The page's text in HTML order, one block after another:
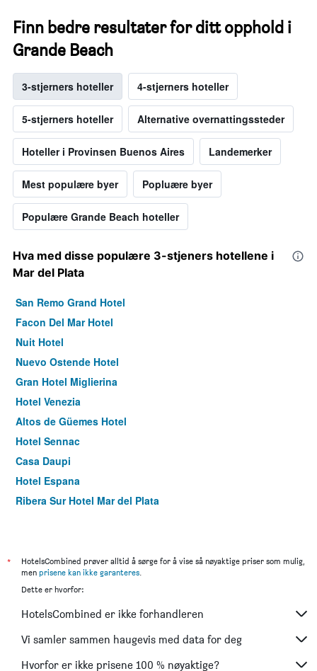
Finn bedre resultater for ditt opphold i
Grande Beach
3-stjerners hoteller 4-stjerners hoteller
5-stjerners hoteller Alternative overnattingssteder
Hoteller i Provinsen Buenos Aires Landemerker
Mest populære byer Popluære byer
Populære Grande Beach hoteller
Hva med disse populære 3-stjeners hotellene i
Mar del Plata
San Remo Grand Hotel
Facon Del Mar Hotel
Nuit Hotel
Nuevo Ostende Hotel
Gran Hotel Miglierina
Hotel Venezia
Altos de Güemes Hotel
Hotel Sennac
Casa Daupi
Hotel Espana
Ribera Sur Hotel Mar del Plata
Hotel Albamar
Hotel Novi
Hotel 13 de Julio
Grand Hotel Santa Teresita
Apart Hotel Santa Lucia
*
HotelsCombined prøver alltid å sørge for å vise så nøyaktige priser som mulig,
men prisene kan ikke garanteres.
Dette er hvorfor:
HotelsCombined er ikke forhandleren
Vi samler sammen haugevis med data for deg
Hvorfor er ikke prisene 100 % nøyaktige?